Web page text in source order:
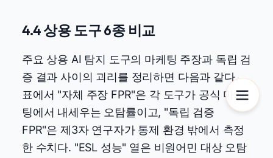
4.4 상용 도구 6종 비교
주요 상용 AI 탐지 도구의 마케팅 주장과 독립 검
증 결과 사이의 괴리를 정리하면 다음과 같다.
표에서 "자체 주장 FPR"은 각 도구가 공식 마케
팅에서 내세우는 오탐률이고, "독립 검증
FPR"은 제3자 연구자가 통제 환경 밖에서 측정
한 수치다. "ESL 성능" 열은 비원어민 대상 오탐